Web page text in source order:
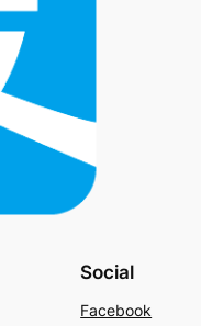
Social
Facebook